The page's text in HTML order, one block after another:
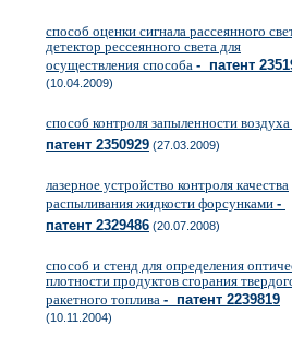
способ оценки сигнала рассеянного
детектор рессеянного света для
осуществления способа - патент
(10.04.2009)
способ контроля запыленности воздуха
патент 2350929 (27.03.2009)
лазерное устройство контроля качества
распыливания жидкости форсунками -
патент 2329486 (20.07.2008)
способ и стенд для определения
плотности продуктов сгорания
ракетного топлива - патент 2239819
(10.11.2004)